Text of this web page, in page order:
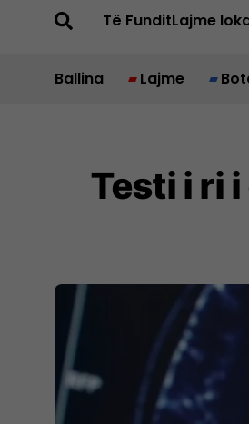
Të FunditLajme
Ballina Lajme
Testi i ri